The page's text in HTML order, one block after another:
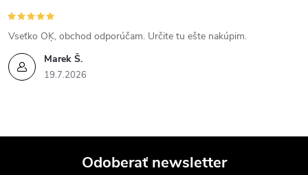
Marek Š.
19.7.2026
Vseťko OĶ, obchod odporúčam. Určite tu ešte nakúpim.
Odoberať newsletter